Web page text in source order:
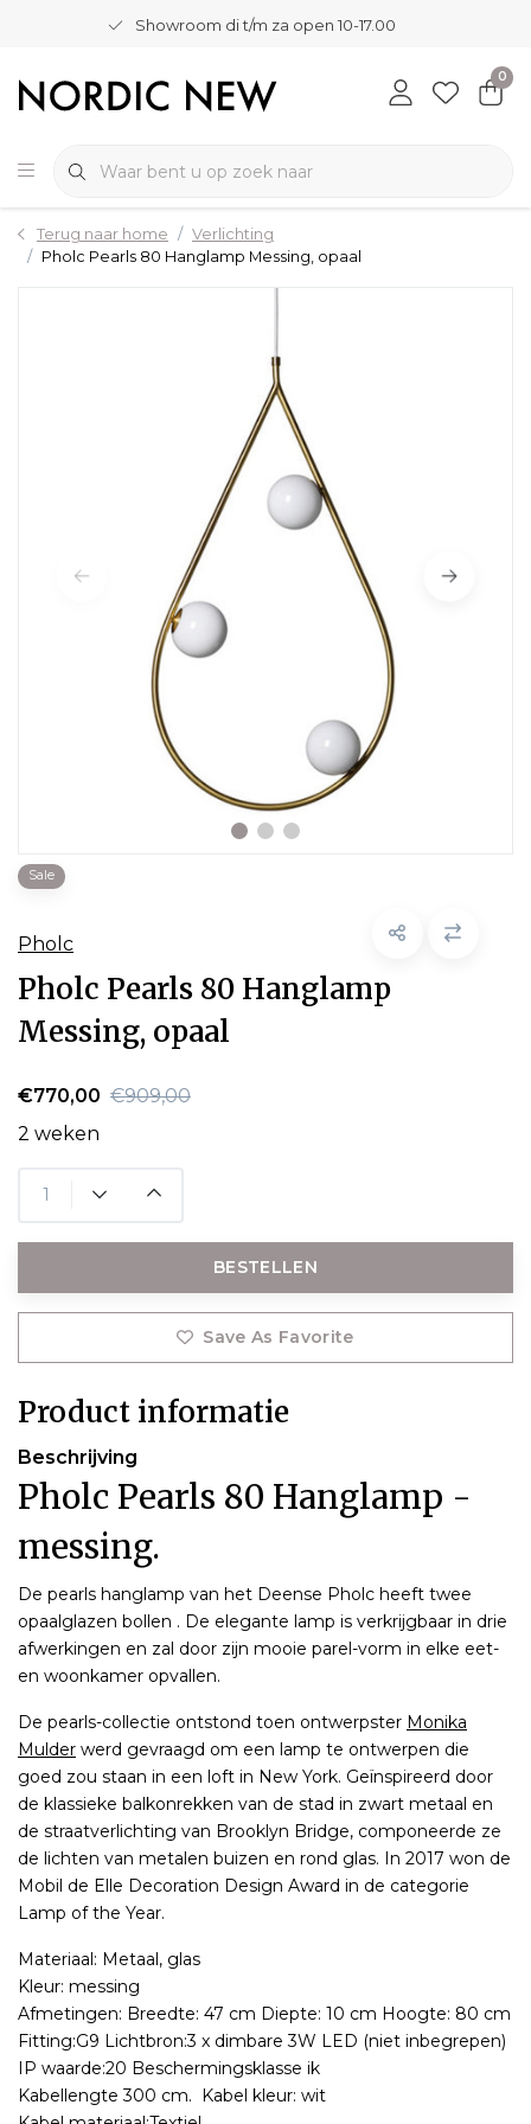
Showroom di t/m za open 10-17.00
0
Terug naar home
Verlichting
Pholc Pearls 80 Hanglamp Messing, opaal
Sale
Pholc
Pholc Pearls 80 Hanglamp
Messing, opaal
€770,00 €909,00
2 weken
BESTELLEN
Save As Favorite
Product informatie
Beschrijving
Pholc Pearls 80 Hanglamp -
messing.
De pearls hanglamp van het Deense Pholc heeft twee
opaalglazen bollen . De elegante lamp is verkrijgbaar in drie
afwerkingen en zal door zijn mooie parel-vorm in elke eet-
en woonkamer opvallen.
De pearls-collectie ontstond toen ontwerpster Monika
Mulder werd gevraagd om een lamp te ontwerpen die
goed zou staan in een loft in New York. Geïnspireerd door
de klassieke balkonrekken van de stad in zwart metaal en
de straatverlichting van Brooklyn Bridge, componeerde ze
de lichten van metalen buizen en rond glas. In 2017 won de
Mobil de Elle Decoration Design Award in de categorie
Lamp of the Year.
Materiaal: Metaal, glas
Kleur: messing
Afmetingen: Breedte: 47 cm Diepte: 10 cm Hoogte: 80 cm
Fitting:G9 Lichtbron:3 x dimbare 3W LED (niet inbegrepen)
IP waarde:20 Beschermingsklasse ik
Kabellengte 300 cm. Kabel kleur: wit